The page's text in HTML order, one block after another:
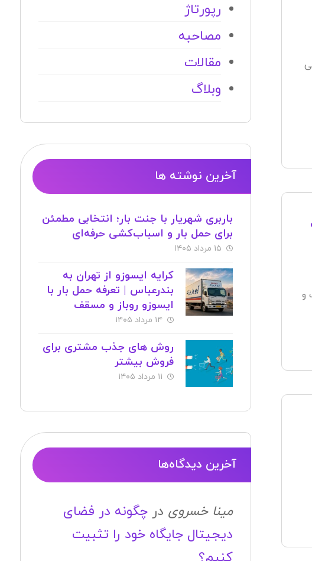
و
رپورتاژ
مصاحبه
مقالات
وبلاگ
آخرین نوشته ها
باربری شهریار با جنت بار؛ انتخابی مطمئن
برای حمل بار و اسباب‌کشی حرفه‌ای
۱۵ مرداد ۱۴۰۵
کرایه ایسوزو از تهران به
بندرعباس | تعرفه حمل بار با
ایسوزو روباز و مسقف
۱۴ مرداد ۱۴۰۵
روش های جذب مشتری برای
فروش بیشتر
۱۱ مرداد ۱۴۰۵
آخرین دیدگاه‌ها
مینا خسروی در چگونه در فضای
دیجیتال جایگاه خود را تثبیت